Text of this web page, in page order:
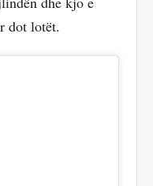
dot lotët.